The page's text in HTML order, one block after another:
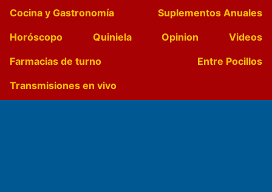
Cocina y Gastronomía
Suplementos Anuales
Horóscopo
Quiniela Opinion
Videos
Farmacias de turno
Entre Pocillos
Transmisiones en vivo